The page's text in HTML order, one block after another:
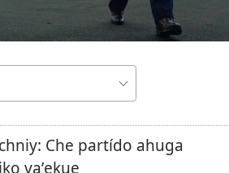
Che partído ahuga
vaʼekue